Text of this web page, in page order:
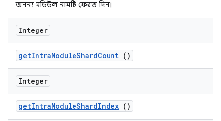
অনন্য মডিউল নামটি ফেরত দিন।
Integer
getIntraModuleShardCount ()
Integer
getIntraModuleShardIndex ()